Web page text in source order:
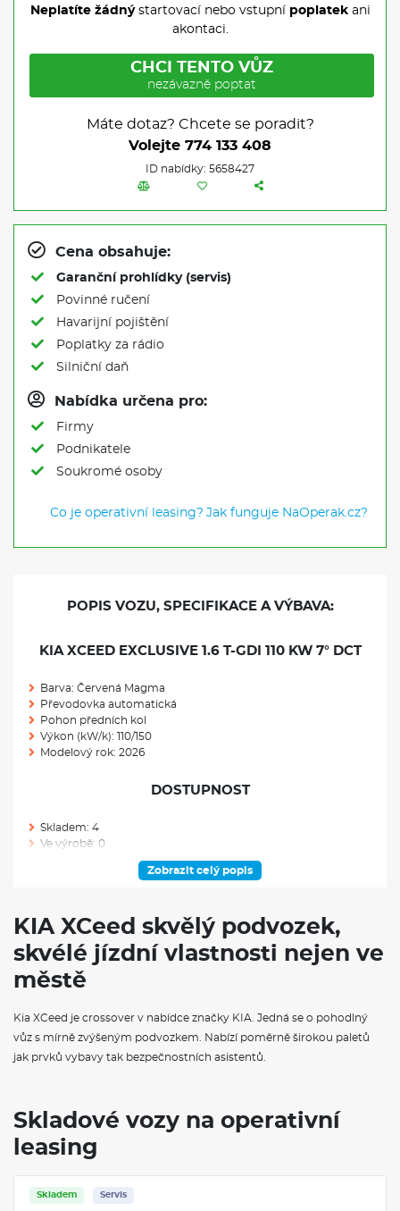
Neplatíte žádnýstartovací nebo vstupní poplatekani
akontaci.
CHCI TENTO VŮZ
nezávazně poptat
Máte dotaz? Chcete se poradit?
Volejte 774 133 408
ID nabídky: 5658427
Cena obsahuje:
Garanční prohlídky (servis)
Povinné ručení
Havarijní pojištění
Poplatky za rádio
Silniční daň
Nabídka určena pro:
Firmy
Podnikatele
Soukromé osoby
Co je operativní leasing? Jak funguje NaOperak.cz?
POPIS VOZU, SPECIFIKACE A VÝBAVA:
KIA XCEED EXCLUSIVE 1.6 T-GDI 110 KW 7° DCT
Barva: Červená Magma
Převodovka automatická
Pohon předních kol
Výkon (kW/k): 110/150
Modelový rok: 2026
DOSTUPNOST
Skladem: 4
Ve výrobě: 0
VÝBAVA VOZU
Výškově a podélně stavitelný volant
Systém autonomního nouzového brzdění (FCA 1.5) - detekce
automobilů/chodců/cyklistů a jízda křižov.
Tónovaná skla
Volant potažený kůží
Sklopné opěradlo zadního sedadla v poměru 60:40
Přední mlhové světlomety LED
Podélné střešní ližiny
Středová pohyblivá loketní opěrka předních sedadel se
schránkou
Čalounění sedadel látka/umělá kůže
Schránka na brýle s bodovým světlem
Zatmavená boční skla druhé řady a zadních dveří
Dvouzónová automatická klimatizace
Zobrazit celý popis
KIA XCeed skvělý podvozek,
skvélé jízdní vlastnosti nejen ve
městě
Kia XCeed je crossover v nabídce značky KIA. Jedná se o pohodlný
vůz s mírně zvýšeným podvozkem. Nabízí poměrně širokou paletů
jak prvků vybavy tak bezpečnostních asistentů.
Skladové vozy na operativní
leasing
Skladem Servis